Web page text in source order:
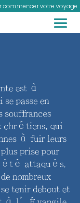
commencer votre voyage
est à
passe en
souffrances
chrétiens, qui
à fuir leurs
prise pour
été attaqués,
nombreux
tenir debout et